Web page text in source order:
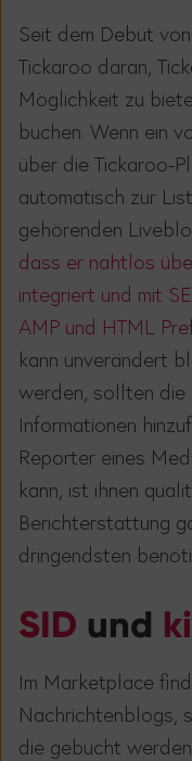
Seit dem Debüt
Tickaroo daran,
Möglichkeit zu
buchen. Wenn ein
über die Tickaroo-
automatisch zur
gehörenden
dass er nahtlos
integriert und mit
AMP und HTML
kann unverändert
werden, sollten
Informationen
Reporter eines
kann, ist ihnen
Berichterstattung
dringendsten
SID und
Im Marketplace
Nachrichtenblogs,
die gebucht